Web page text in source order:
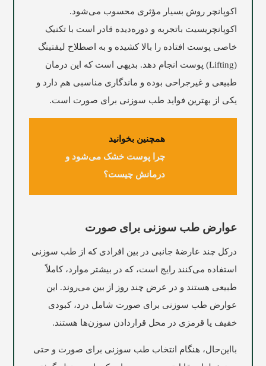
اکوپانچر روش بسیار مؤثری محسوب می‌شود.
اکوپانچریسیت باتجربه و دوره‌دیده قادر است با تکنیک
خاصی پوست افتاده را بالا کشیده و به اصطلاح لیفتینگ
(Lifting) پوست انجام دهد. بدیهی است که این درمان
طبیعی و غیرجراحی بوده و ماندگاری مناسبی هم دارد و
یکی از بهترین فواید طب سوزنی برای صورت است.
همچنین بخوانید
چرا پوست خشک می‌شود و
درمانش چیست؟
عوارض طب سوزنی برای صورت
درکل چند عارضۀ جانبی در بین افرادی که از طب سوزنی
استفاده می‌کنند رایج است، که در بیشتر موارد، کاملاً
طبیعی هستند و در عرض چند روز از بین می‌روند. این
عوارض طب سوزنی برای صورت شامل درد، کبودی
خفیف یا قرمزی در محل قراردادن سوزن‌ها هستند.
بااین‌حال، هنگام انتخاب طب سوزنی برای صورت و حتی